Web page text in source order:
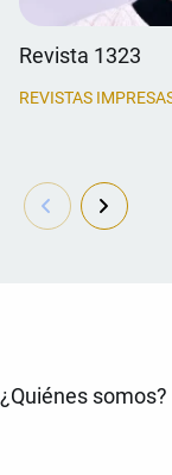
Revista 1323
REVISTAS
¿Quiénes somos?